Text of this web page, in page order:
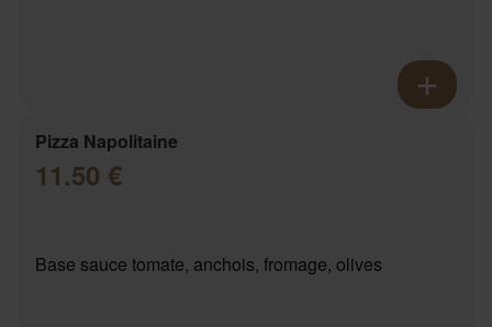
Pizza Napolitaine
11.50 €
Base sauce tomate, anchois, fromage, olives